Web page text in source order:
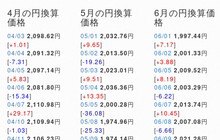
4月の円換算
価格
04/03 2,098.62円
[+1.01]
04/04 2,091.32円
[-7.31]
04/05 2,097.14円
[+5.83]
04/06 2,081.80円
[-15.34]
04/07 2,110.98円
[+29.17]
04/10 2,109.94円
[-1.03]
04/11
円
5月の円換算
価格
05/01 2,032.76円
[+9.65]
05/02 2,013.50円
[-19.26]
05/03 2,023.01 円
[+9.51]
05/04 2,036.36円
[+13.35]
05/05 2,000.28円
[-36.08]
05/08 1,974.96円
[-25.33]
05/09
円
6月の円換算価
格
06/01 1,997.44円
[+7.17]
06/02 2,001.33円
[+3.88]
06/05 2,009.52円
[+8.19]
06/06 2,003.29円
[-6.22]
06/07 2,013.74円
[+10.45]
06/08 2,007.08円
[-6.66]
06/09
円